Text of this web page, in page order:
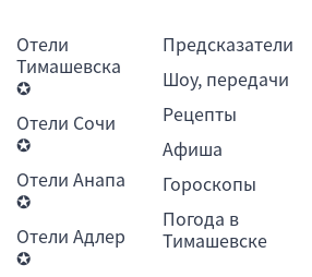
Отели
Тимашевска
✪
Отели Сочи
✪
Отели Анапа
✪
Отели Адлер
✪
Предсказатели
Шоу, передачи
Рецепты
Афиша
Гороскопы
Погода в
Тимашевске